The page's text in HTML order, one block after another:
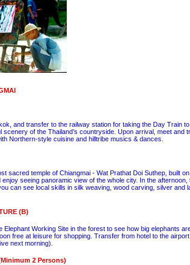
and transfer to the railway station for taking the Day Train
scenery of the Thailand’s countryside. Upon arrival, meet and
Northern-style cuisine and hilltribe musics & dances.
sacred temple of Chiangmai - Wat Prathat Doi Suthep, built
seeing panoramic view of the whole city. In the
can see local skills in silk weaving, wood carving, silver and
(B)
Elephant Working Site in the forest to see how big elephants
free at leisure for shopping. Transfer from hotel to the
next morning).
2 Persons)